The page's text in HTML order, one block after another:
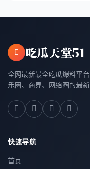
吃瓜天堂51
全网最新最全吃瓜爆料平
乐圈、商界、网络圈的最新
快速导航
首页